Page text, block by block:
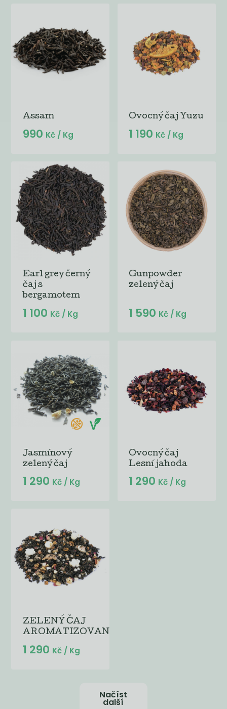
Assam
990 Kč / Kg
Ovocný čaj Yuzu
1 190 Kč / Kg
Earl grey černý
čaj s
bergamotem
1 100 Kč / Kg
Gunpowder
zelený čaj
1 590 Kč / Kg
Jasmínový
zelený čaj
1 290 Kč / Kg
Ovocný čaj
Lesní jahoda
1 290 Kč / Kg
ZELENÝ ČAJ
AROMATIZOVANÝ...
1 290 Kč / Kg
Načíst
další